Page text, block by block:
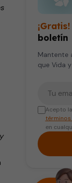
¡Gratis!
boletín
Mantente
que Vida
Acepto la
en